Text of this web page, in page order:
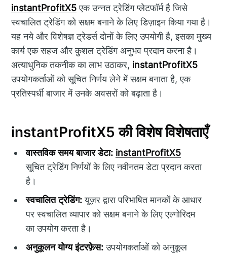
instantProfitX5एक उन्नत ट्रेडिंग प्लेटफॉर्म है जिसे
स्वचालित ट्रेडिंग को सक्षम बनाने के लिए डिज़ाइन किया गया है।
यह नये और विशेषज्ञ ट्रेडर्स दोनों के लिए उपयोगी है, इसका मुख्य
कार्य एक सहज और कुशल ट्रेडिंग अनुभव प्रदान करना है।
अत्याधुनिक तकनीक का लाभ उठाकर, instantProfitX5
उपयोगकर्ताओं को सूचित निर्णय लेने में सक्षम बनाता है, एक
प्रतिस्पर्धी बाजार में उनके अवसरों को बढ़ाता है।
instantProfitX5 की विशेष विशेषताएँ
वास्तविक समय बाजार डेटा: instantProfitX5
सूचित ट्रेडिंग निर्णयों के लिए नवीनतम डेटा प्रदान करता
है।
स्वचालित ट्रेडिंग:यूज़र द्वारा परिभाषित मानकों के आधार
पर स्वचालित व्यापार को सक्षम बनाने के लिए एल्गोरिदम
का उपयोग करता है।
अनुकूलन योग्य इंटरफ़ेस:उपयोगकर्ताओं को अनुकूल